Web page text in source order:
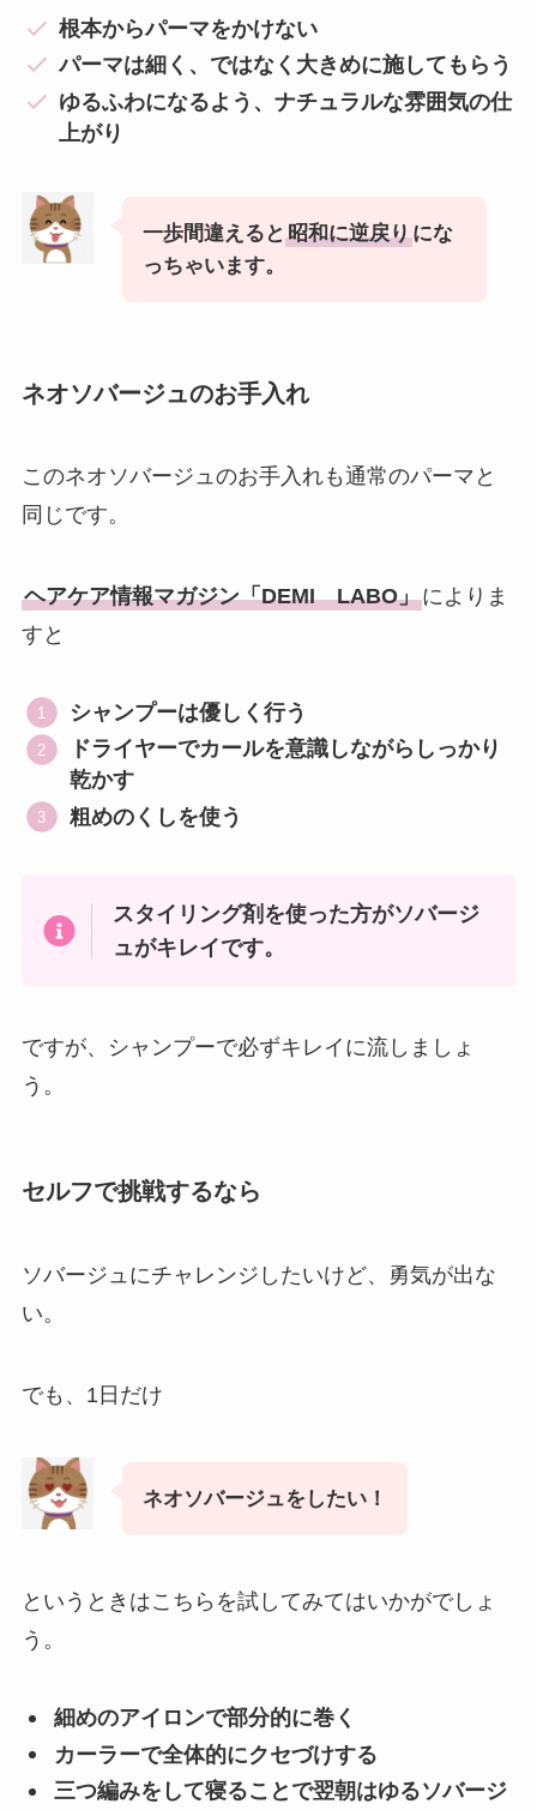
根本からパーマをかけない
パーマは細く、ではなく大きめに施してもらう
ゆるふわになるよう、ナチュラルな雰囲気の仕
上がり
一歩間違えると 昭和に逆戻りにな
っちゃいます。
ネオソバージュのお手入れ
このネオソバージュのお手入れも通常のパーマと
同じです。
ヘアケア情報マガジン「DEMI LABO」によりま
すと
シャンプーは優しく行う
ドライヤーでカールを意識しながらしっかり
乾かす
粗めのくしを使う
スタイリング剤を使った方がソバージ
ュがキレイです。
ですが、シャンプーで必ずキレイに流しましょ
う。
セルフで挑戦するなら
ソバージュにチャレンジしたいけど、勇気が出な
い。
でも、1日だけ
ネオソバージュをしたい！
というときはこちらを試してみてはいかがでしょ
う。
細めのアイロンで部分的に巻く
カーラーで全体的にクセづけする
三つ編みをして寝ることで翌朝はゆるソバージ